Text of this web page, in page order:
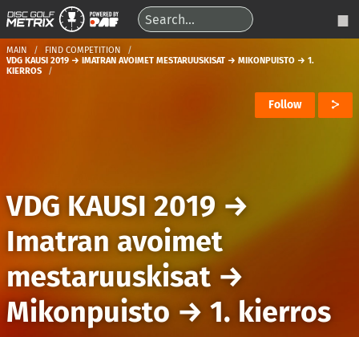
MAIN
FIND COMPETITION
VDG KAUSI 2019 → IMATRAN AVOIMET MESTARUUSKISAT → MIKONPUISTO → 1.
KIERROS
Follow
VDG KAUSI 2019 →
Imatran avoimet
mestaruuskisat →
Mikonpuisto→ 1. kierros